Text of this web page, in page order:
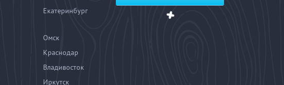
Екатеринбург
Омск
Краснодар
Владивосток
Иркутск